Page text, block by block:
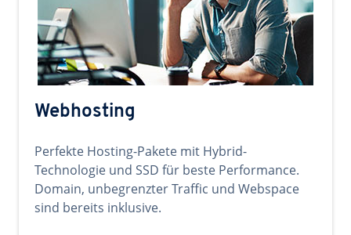
Webhosting
Perfekte Hosting-Pakete mit Hybrid-
Technologie und SSD für beste Performance.
Domain, unbegrenzter Traffic und Webspace
sind bereits inklusive.